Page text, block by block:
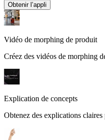
Obtenir l’appli
Vidéo de morphing de produit
Créez des vidéos de morphing
Explication de concepts
Obtenez des explications